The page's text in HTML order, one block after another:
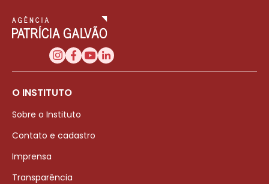
O INSTITUTO
Sobre o Instituto
Contato e cadastro
Imprensa
Transparência